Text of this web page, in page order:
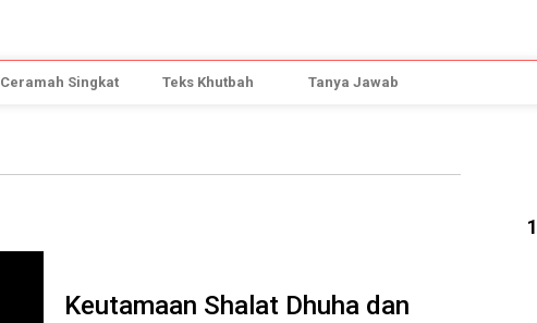
Ceramah Singkat Teks Khutbah Tanya Jawab
Keutamaan Shalat Dhuha dan